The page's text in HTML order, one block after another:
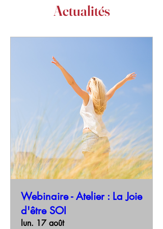
Actualités
Webinaire - Atelier : La Joie
d'être SOI
lun. 17 août